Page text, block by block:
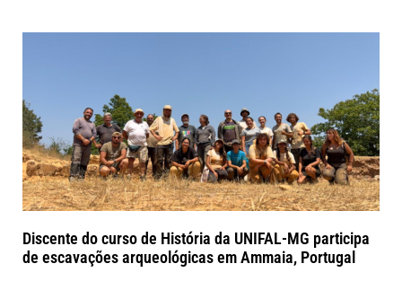
Discente do curso de História da UNIFAL-MG participa
de escavações arqueológicas em Ammaia, Portugal